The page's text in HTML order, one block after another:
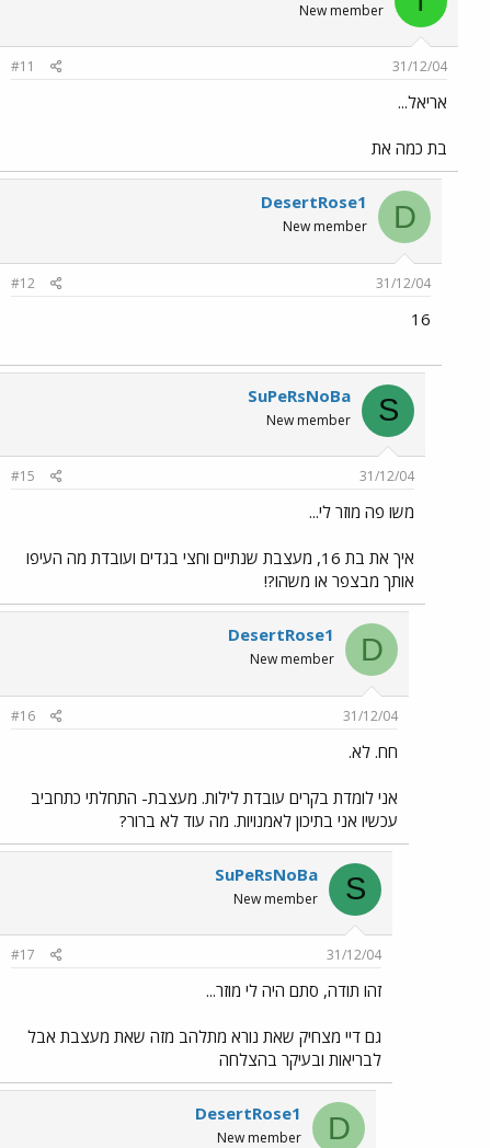
New member
31/12/04
#11
אריאל...
בת כמה את
D
DesertRose1
New member
31/12/04
#12
16
S
SuPeRsNoBa
New member
31/12/04
#15
משו פה מוזר לי...
איך את בת 16, מעצבת שנתיים וחצי בגדים ועובדת מה העיפו
אותך מבצפר או משהו?!
D
DesertRose1
New member
31/12/04
#16
חח. לא.
אני לומדת בקרים עובדת לילות. מעצבת- התחלתי כתחביב
עכשיו אני בתיכון לאמנויות. מה עוד לא ברור?
S
SuPeRsNoBa
New member
31/12/04
#17
זהו תודה, סתם היה לי מוזר...
גם דיי מצחיק שאת נורא מתלהב מזה שאת מעצבת אבל
לבריאות ובעיקר בהצלחה
D
DesertRose1
New member